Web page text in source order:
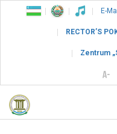
E-
RECTOR’S
Zentrum